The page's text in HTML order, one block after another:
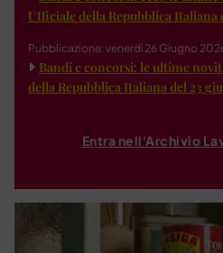
Ufficiale della Repubblica Italiana
Pubblicazione: venerdì 26 Giugno
Bandi e concorsi: le ultime
della Repubblica Italiana del 23
Entra nell'Archivio